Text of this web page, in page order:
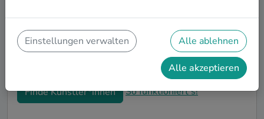
Bühne. Auf SofaConcerts findest Du professionelle
Country Live-Acts, die genau zu Deinen
Vorstellungen und Deinem Wohnzimmerkonzert
Finde Künstler*innen So funktioniert's!
Einstellungen verwalten Alle ablehnen
Alle akzeptieren